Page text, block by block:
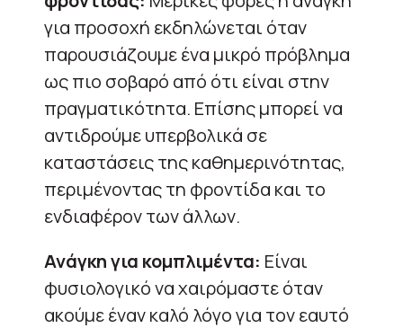
για προσοχή εκδηλώνεται όταν
παρουσιάζουμε ένα μικρό πρόβλημα
ως πιο σοβαρό από ότι είναι στην
πραγματικότητα. Επίσης μπορεί να
αντιδρούμε υπερβολικά σε
καταστάσεις της καθημερινότητας,
περιμένοντας τη φροντίδα και το
ενδιαφέρον των άλλων.
Ανάγκη για κομπλιμέντα: Είναι
φυσιολογικό να χαιρόμαστε όταν
ακούμε έναν καλό λόγο για τον εαυτό